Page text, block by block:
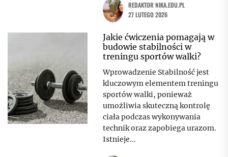
REDAKTOR NIKA.EDU.PL
27 LUTEGO 2026
Jakie ćwiczenia pomagają w
budowie stabilności w
treningu sportów walki?
Wprowadzenie Stabilność jest
kluczowym elementem treningu
sportów walki, ponieważ
umożliwia skuteczną kontrolę
ciała podczas wykonywania
technik oraz zapobiega urazom.
Istnieje...